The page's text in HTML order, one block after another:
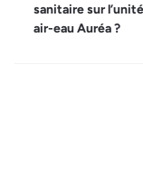
sanitaire sur
air-eau Auréa ?